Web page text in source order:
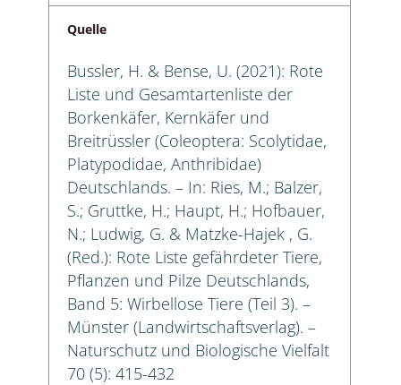
Quelle
Bussler, H. & Bense, U. (2021): Rote
Liste und Gesamtartenliste der
Borkenkäfer, Kernkäfer und
Breitrüssler (Coleoptera: Scolytidae,
Platypodidae, Anthribidae)
Deutschlands. – In: Ries, M.; Balzer,
S.; Gruttke, H.; Haupt, H.; Hofbauer,
N.; Ludwig, G. & Matzke-Hajek , G.
(Red.): Rote Liste gefährdeter Tiere,
Pflanzen und Pilze Deutschlands,
Band 5: Wirbellose Tiere (Teil 3). –
Münster (Landwirtschaftsverlag). –
Naturschutz und Biologische Vielfalt
70 (5): 415-432